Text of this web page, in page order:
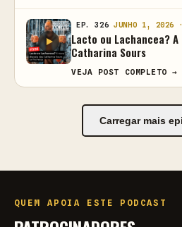
EP. 326 JUNHO 1, 2026 ·
Lacto ou Lachancea?
Catharina Sours
VEJA POST COMPLETO →
Carregar mais
QUEM APOIA ESTE PODCAST